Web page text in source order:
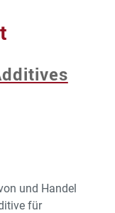
und Handel
für